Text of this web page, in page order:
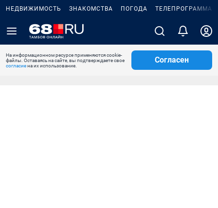
НЕДВИЖИМОСТЬ ЗНАКОМСТВА ПОГОДА ТЕЛЕПРОГРАММА
На информационном ресурсе применяются cookie-
файлы. Оставаясь на сайте, вы подтверждаете свое
согласиена их использование.
Согласен